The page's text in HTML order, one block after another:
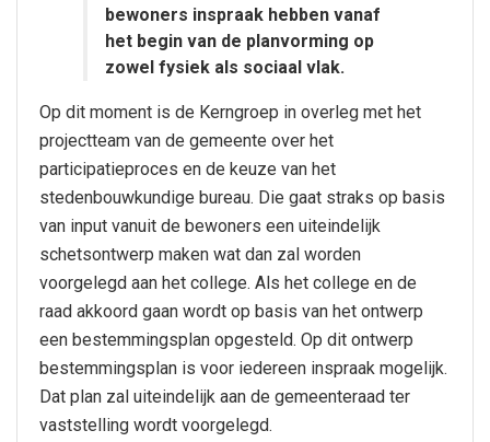
bewoners inspraak hebben vanaf
het begin van de planvorming op
zowel fysiek als sociaal vlak.
Op dit moment is de Kerngroep in overleg met het
projectteam van de gemeente over het
participatieproces en de keuze van het
stedenbouwkundige bureau. Die gaat straks op basis
van input vanuit de bewoners een uiteindelijk
schetsontwerp maken wat dan zal worden
voorgelegd aan het college. Als het college en de
raad akkoord gaan wordt op basis van het ontwerp
een bestemmingsplan opgesteld. Op dit ontwerp
bestemmingsplan is voor iedereen inspraak mogelijk.
Dat plan zal uiteindelijk aan de gemeenteraad ter
vaststelling wordt voorgelegd.